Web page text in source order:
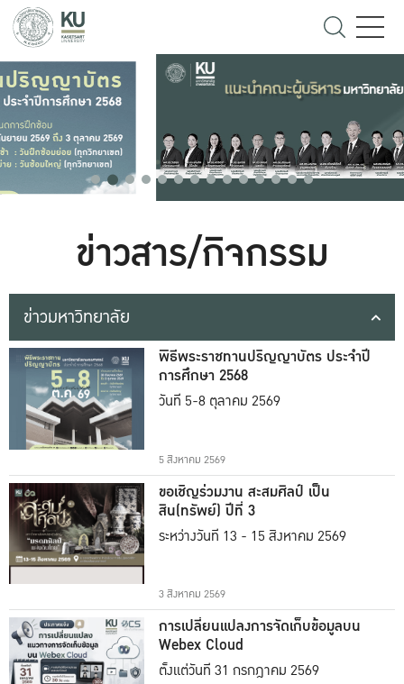
ข่าวสาร/กิจกรรม
ข่าวมหาวิทยาลัย
พิธีพระราชทานปริญญาบัตร ประจำปี
การศึกษา 2568
วันที่ 5-8 ตุลาคม 2569
5 สิงหาคม 2569
ขอเชิญร่วมงาน สะสมศิลป์ เป็น
สิน(ทรัพย์) ปีที่ 3
ระหว่างวันที่ 13 - 15 สิงหาคม 2569
3 สิงหาคม 2569
การเปลี่ยนแปลงการจัดเก็บข้อมูลบน
Webex Cloud
ตั้งแต่วันที่ 31 กรกฎาคม 2569